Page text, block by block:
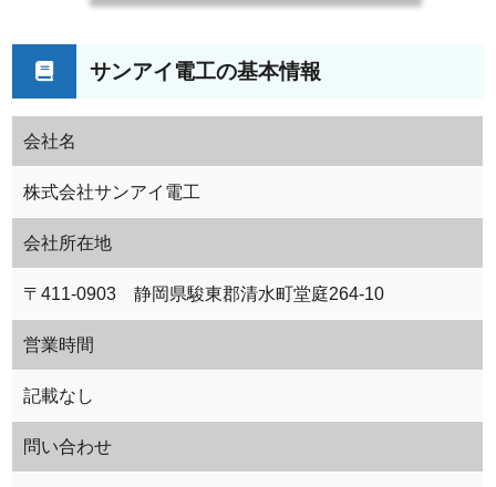
サンアイ電工の基本情報
会社名
株式会社サンアイ電工
会社所在地
〒411-0903 静岡県駿東郡清水町堂庭264-10
営業時間
記載なし
問い合わせ